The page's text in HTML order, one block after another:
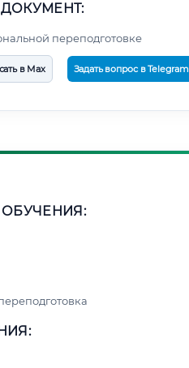
переподготовке
в Max Задать вопрос в Telegram